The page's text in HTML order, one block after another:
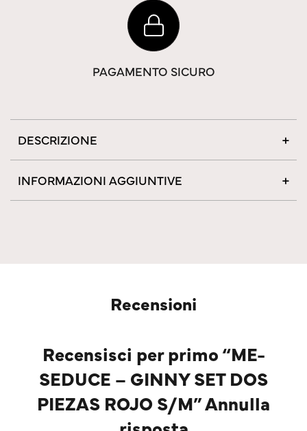
PAGAMENTO SICURO
DESCRIZIONE
INFORMAZIONI AGGIUNTIVE
Recensioni
Recensisci per primo “ME-
SEDUCE – GINNY SET DOS
PIEZAS ROJO S/M” Annulla